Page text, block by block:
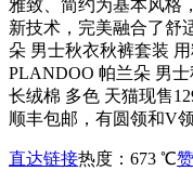
雅致、简约为基本风格
新技术，完美融合了舒
朵 男士秋衣秋裤套装
PLANDOO 帕兰朵 男
长绒棉 多色 天猫现售
顺丰包邮，有圆领和V
直达链接热度：673 ℃